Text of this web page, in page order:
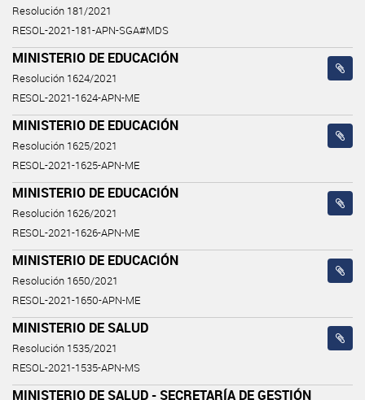
Resolución 181/2021
RESOL-2021-181-APN-SGA#MDS
MINISTERIO DE EDUCACIÓN
Resolución 1624/2021
RESOL-2021-1624-APN-ME
MINISTERIO DE EDUCACIÓN
Resolución 1625/2021
RESOL-2021-1625-APN-ME
MINISTERIO DE EDUCACIÓN
Resolución 1626/2021
RESOL-2021-1626-APN-ME
MINISTERIO DE EDUCACIÓN
Resolución 1650/2021
RESOL-2021-1650-APN-ME
MINISTERIO DE SALUD
Resolución 1535/2021
RESOL-2021-1535-APN-MS
MINISTERIO DE SALUD - SECRETARÍA DE GESTIÓN